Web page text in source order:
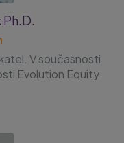
. V současnosti
Evolution Equity